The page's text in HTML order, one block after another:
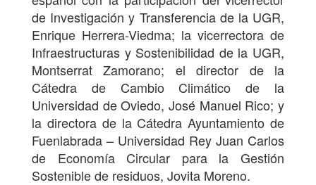
de Investigación y Transferencia de la UGR,
Enrique Herrera-Viedma; la vicerrectora de
Infraestructuras y Sostenibilidad de la UGR,
Montserrat Zamorano; el director de la
Cátedra de Cambio Climático de la
Universidad de Oviedo, José Manuel Rico; y
la directora de la Cátedra Ayuntamiento de
Fuenlabrada – Universidad Rey Juan Carlos
de Economía Circular para la Gestión
Sostenible de residuos, Jovita Moreno.